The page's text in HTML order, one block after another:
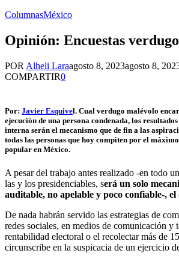
ColumnasMéxico
Opinión: Encuestas verdugo
POR Alheli Laraagosto 8, 2023agosto 8,
COMPARTIR0
Por: Javier Esquivel. Cual verdugo malévolo
ejecución de una persona condenada, los resultados
interna serán el mecanismo que de fin a las
todas las personas que hoy compiten por el
popular en México.
A pesar del trabajo antes realizado -en todo
las y los presidenciables, será un solo
auditable, no apelable y poco confiable-,
De nada habrán servido las estrategias de
redes sociales, en medios de comunicación y
rentabilidad electoral o el recolectar más de
circunscribe en la suspicacia de un ejercicio